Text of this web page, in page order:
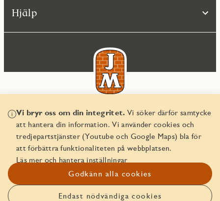
Vi bryr oss om din integritet. Vi söker därför samtycke
att hantera din information. Vi använder cookies och
tredjepartstjänster (Youtube och Google Maps) bla för
att förbättra funktionaliteten på webbplatsen.
Läs mer och hantera inställningar
Godkänn alla cookies
Endast nödvändiga cookies
Hjälp
© JM AB 2026
Organisationsnummer 556045-2103